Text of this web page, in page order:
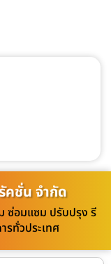
คชั่น จำกัด
ซ่อมแซม ปรับปรุง รี
รทั่วประเทศ